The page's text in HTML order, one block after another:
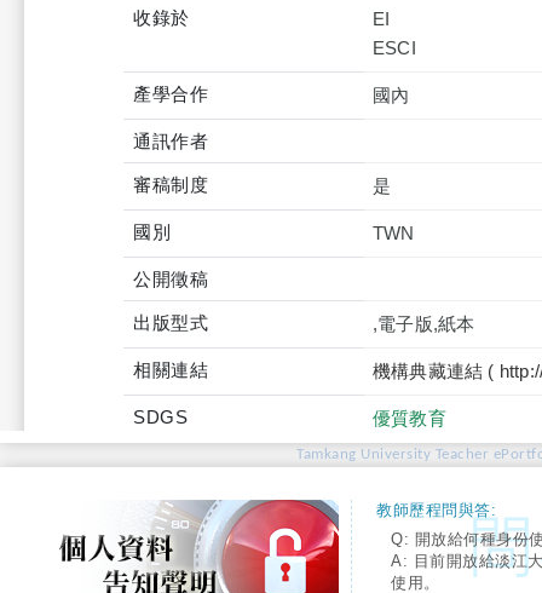
收錄於
EI
產學合作
通訊作者
審稿制度 是
國別 TWN
公開徵稿
出版型式 ,電子版,紙本
相關連結 機構典藏連結 (
SDGS 優質教育
Tamkang University Teacher
教師歷程問與答:
Q: 開放給何種身份
A: 目前開放給淡江
使用。